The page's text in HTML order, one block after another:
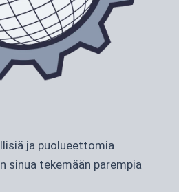
ja puolueettomia
sinua tekemään parempia